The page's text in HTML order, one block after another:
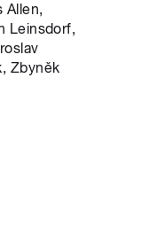
Allen,
Leinsdorf,
Zbyněk